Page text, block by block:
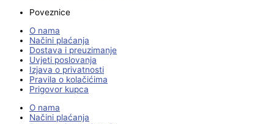
Poveznice
O nama
Načini plaćanja
Dostava i preuzimanje
Uvjeti poslovanja
Izjava o privatnosti
Pravila o kolačićima
Prigovor kupca
O nama
Načini plaćanja